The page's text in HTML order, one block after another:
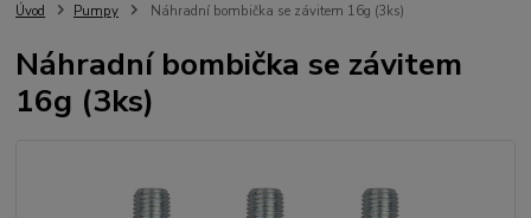
Úvod Pumpy Náhradní bombička se závitem 16g (3ks)
Náhradní bombička se závitem
16g (3ks)